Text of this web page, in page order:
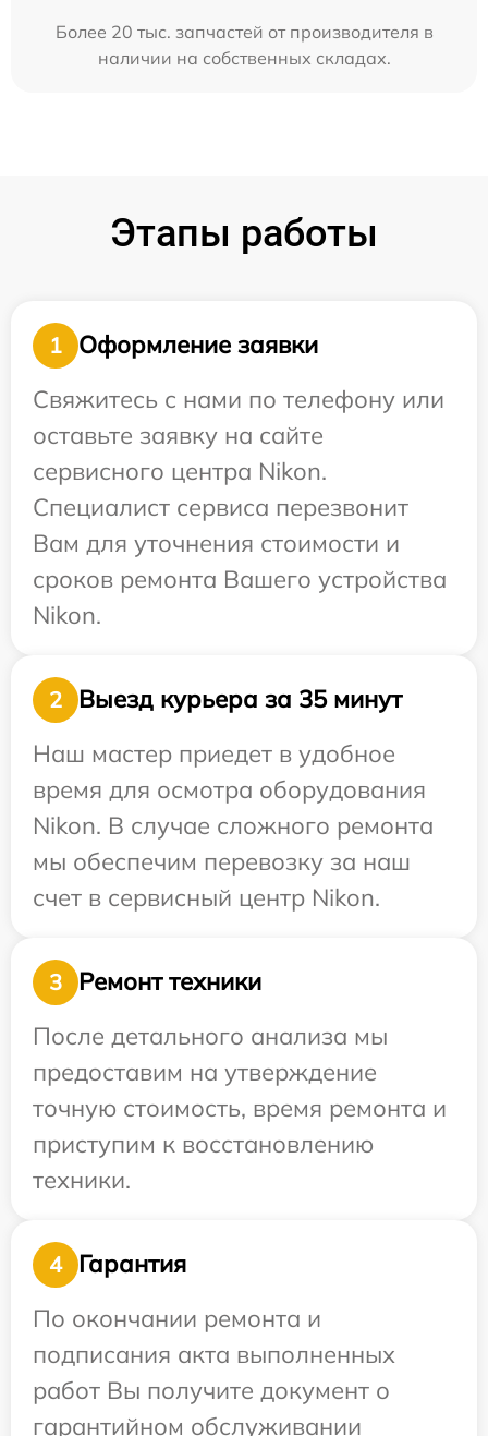
Более 20 тыс. запчастей от производителя в
наличии на собственных складах.
Этапы работы
1
Оформление заявки
Свяжитесь с нами по телефону или
оставьте заявку на сайте
сервисного центра Nikon.
Специалист сервиса перезвонит
Вам для уточнения стоимости и
сроков ремонта Вашего устройства
Nikon.
2
Выезд курьера за 35 минут
Наш мастер приедет в удобное
время для осмотра оборудования
Nikon. В случае сложного ремонта
мы обеспечим перевозку за наш
счет в сервисный центр Nikon.
3
Ремонт техники
После детального анализа мы
предоставим на утверждение
точную стоимость, время ремонта и
приступим к восстановлению
техники.
4
Гарантия
По окончании ремонта и
подписания акта выполненных
работ Вы получите документ о
гарантийном обслуживании